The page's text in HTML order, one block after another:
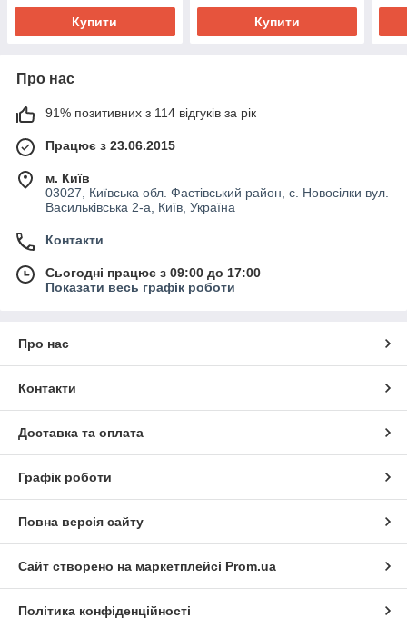
Купити Купити
Про нас
91% позитивних з 114 відгуків за рік
Працює з 23.06.2015
м. Київ
03027, Київська обл. Фастівський район, с. Новосілки вул.
Васильківська 2-а, Київ, Україна
Контакти
Сьогодні працює з 09:00 до 17:00
Показати весь графік роботи
Про нас
Контакти
Доставка та оплата
Графік роботи
Повна версія сайту
Сайт створено на маркетплейсі Prom.ua
Політика конфіденційності